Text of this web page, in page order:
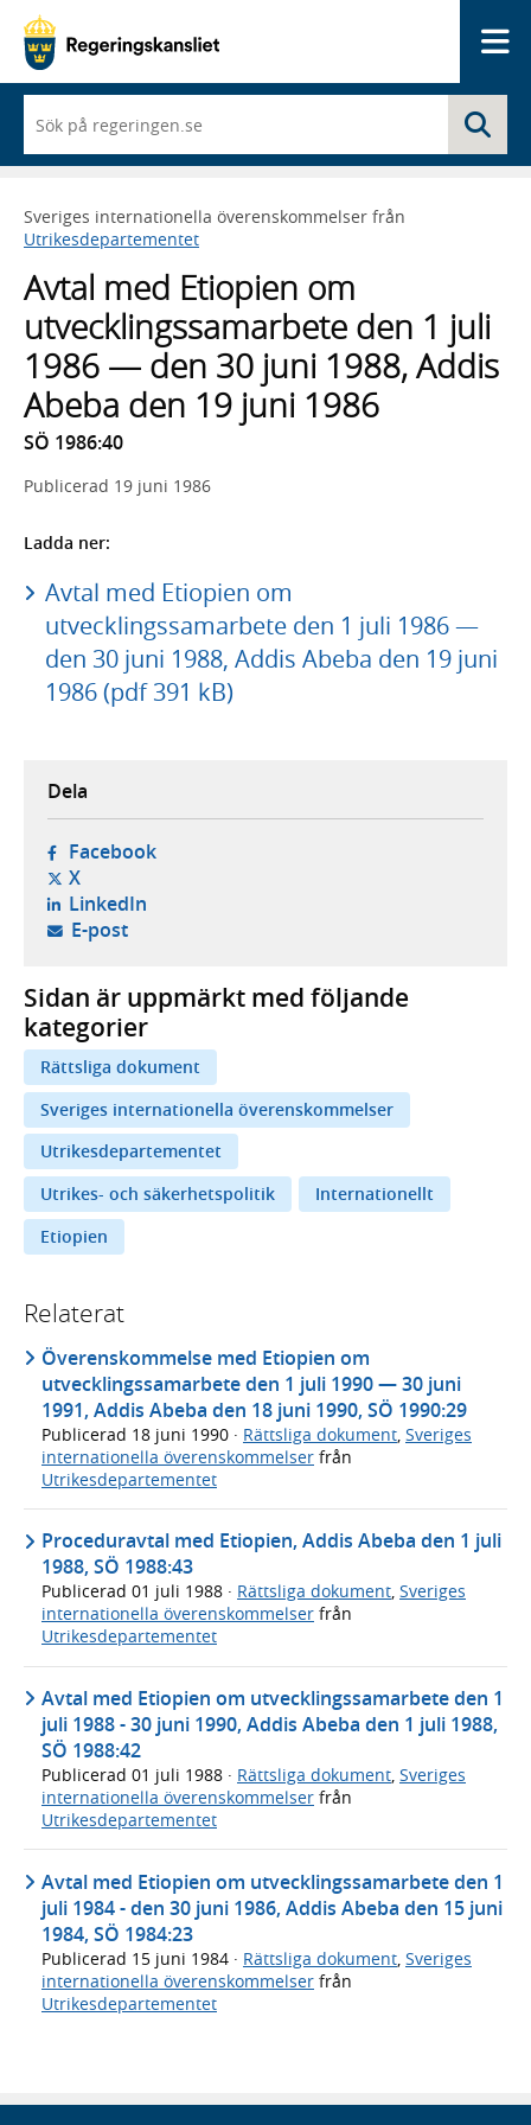
du
börjar
skriva
framträder
en
med
sökförslag
Sveriges internationella överenskommelser från
Utrikesdepartementet
Avtal med Etiopien om
utvecklingssamarbete den 1 juli
1986 — den 30 juni 1988, Addis
Abeba den 19 juni 1986
SÖ 1986:40
Publicerad 19 juni 1986
Ladda ner:
Avtal med Etiopien om
utvecklingssamarbete den 1 juli 1986 —
den 30 juni 1988, Addis Abeba den 19 juni
1986 (pdf 391 kB)
Dela
Facebook- öppnas i ny flik, extern webbplats,
X- öppnas i ny flik, extern webbplats,
LinkedIn- öppnas i ny flik, extern webbplats,
E-post- öppnar din e-postklient,
Sidan är uppmärkt med följande
kategorier
Rättsliga dokument
Sveriges internationella överenskommelser
Utrikesdepartementet
Utrikes- och säkerhetspolitik
Internationellt
Etiopien
Relaterat
Överenskommelse med Etiopien om
utvecklingssamarbete den 1 juli 1990 — 30 juni
1991, Addis Abeba den 18 juni 1990, SÖ 1990:29
Publicerad 18 juni 1990 · Rättsliga dokument Sveriges
internationella överenskommelser från
Utrikesdepartementet
Proceduravtal med Etiopien, Addis Abeba den 1 juli
1988, SÖ 1988:43
Publicerad 01 juli 1988 · Rättsliga dokument, Sveriges
internationella överenskommelser från
Utrikesdepartementet
Avtal med Etiopien om utvecklingssamarbete den 1
juli 1988 - 30 juni 1990, Addis Abeba den 1 juli 1988,
SÖ 1988:42
Publicerad 01 juli 1988 · Rättsliga dokument, Sveriges
internationella överenskommelser från
Utrikesdepartementet
Avtal med Etiopien om utvecklingssamarbete den 1
juli 1984 - den 30 juni 1986, Addis Abeba den 15 juni
1984, SÖ 1984:23
Publicerad 15 juni 1984 · Rättsliga dokument Sveriges
internationella överenskommelser från
Utrikesdepartementet